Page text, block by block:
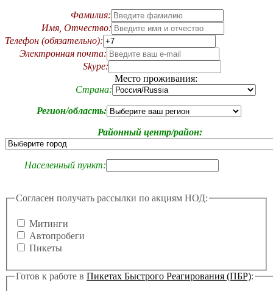
Фамилия:
Имя, Отчество:
Телефон (обязательно):
Электронная почта:
Skype:
Место проживания:
Страна:
Регион/область:
Районный центр/район:
Населенный пункт:
Согласен получать рассылки по акциям НОД:
Митинги
Автопробеги
Пикеты
Готов к работе в Пикетах Быстрого Реагирования (ПБР):